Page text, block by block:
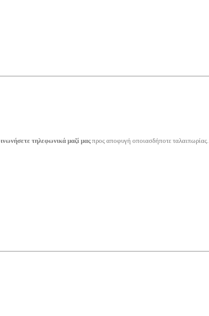
τηλεφωνικά μαζί μαςπρος αποφυγή οποιασδήποτε ταλαιπωρίας.